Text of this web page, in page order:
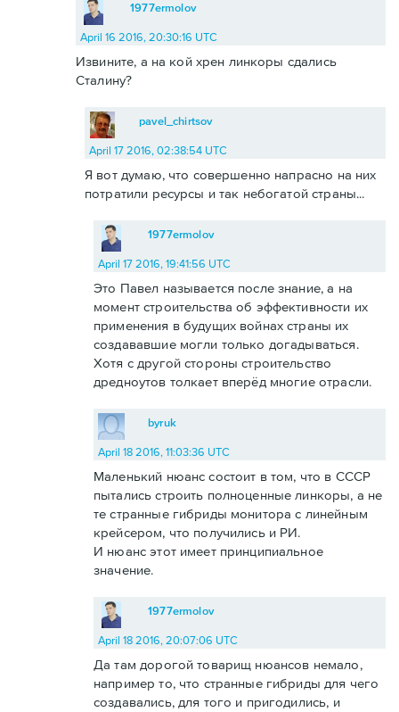
1977ermolov
April 16 2016, 20:30:16 UTC
Извините, а на кой хрен линкоры сдались
Сталину?
pavel_chirtsov
April 17 2016, 02:38:54 UTC
Я вот думаю, что совершенно напрасно на них
потратили ресурсы и так небогатой страны...
1977ermolov
April 17 2016, 19:41:56 UTC
Это Павел называется после знание, а на
момент строительства об эффективности их
применения в будущих войнах страны их
создававшие могли только догадываться.
Хотя с другой стороны строительство
дредноутов толкает вперёд многие отрасли.
byruk
April 18 2016, 11:03:36 UTC
Маленький нюанс состоит в том, что в СССР
пытались строить полноценные линкоры, а не
те странные гибриды монитора с линейным
крейсером, что получились и РИ.
И нюанс этот имеет принципиальное
значение.
1977ermolov
April 18 2016, 20:07:06 UTC
Да там дорогой товарищ нюансов немало,
например то, что странные гибриды для чего
создавались, для того и пригодились, и